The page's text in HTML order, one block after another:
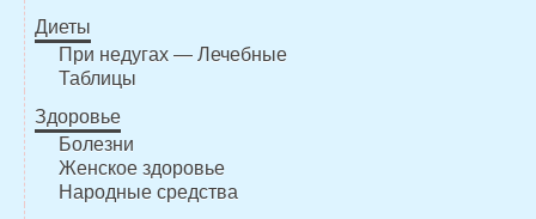
Диеты
При недугах — Лечебные
Таблицы
Здоровье
Болезни
Женское здоровье
Народные средства